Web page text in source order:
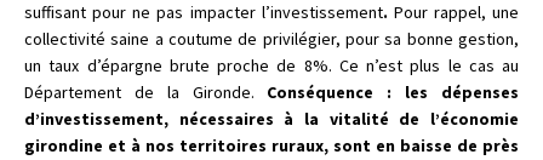
suffisant pour ne pas impacter l’investissement. Pour rappel, une
collectivité saine a coutume de privilégier, pour sa bonne gestion,
un taux d’épargne brute proche de 8%. Ce n’est plus le cas au
Département de la Gironde. Conséquence : les dépenses
d’investissement, nécessaires à la vitalité de l’économie
girondine et à nos territoires ruraux, sont en baisse de près